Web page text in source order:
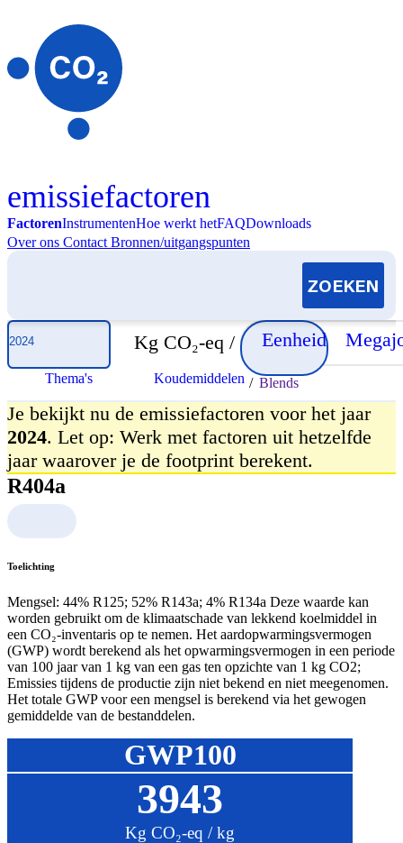
emissiefactoren
FactorenInstrumentenHoe werkt hetFAQDownloads
Over ons Contact Bronnen/uitgangspunten
Selecteer jaar
Kg CO₂-eq / Eenheid
Thema's Koudemiddelen / Blends
Je bekijkt nu de emissiefactoren voor het jaar
2024. Let op: Werk met factoren uit hetzelfde
jaar waarover je de footprint berekent.
R404a
Toelichting
Mengsel: 44% R125; 52% R143a; 4% R134a Deze waarde kan
worden gebruikt om de klimaatschade van lekkend koelmiddel in
een CO₂‑inventaris op te nemen. Het aardopwarmingsvermogen
(GWP) wordt berekend als het opwarmingsvermogen in een periode
van 100 jaar van 1 kg van een gas ten opzichte van 1 kg CO2;
Emissies tijdens de productie zijn niet bekend en niet meegenomen.
Het totale GWP voor een mengsel is berekend via het gewogen
gemiddelde van de bestanddelen.
GWP100
3943
Kg CO₂-eq / kg